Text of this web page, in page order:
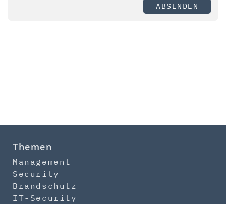
ABSENDEN
Themen
Management
Security
Brandschutz
IT-Security